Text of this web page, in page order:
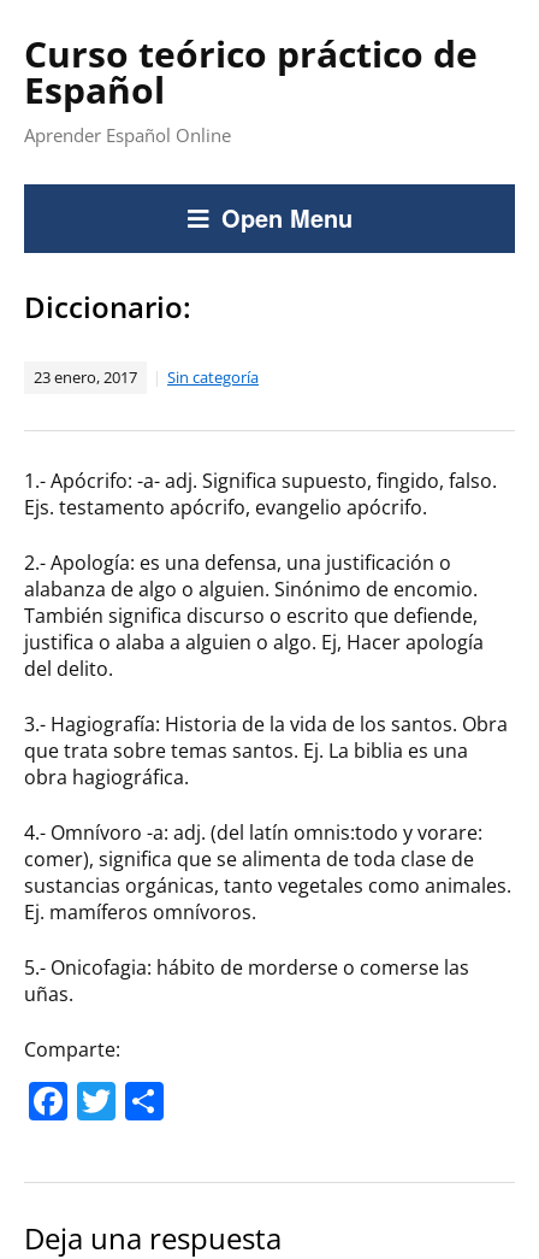
Curso teórico práctico de
Español
Aprender Español Online
Open Menu
Diccionario:
23 enero, 2017 Sin categoría
1.- Apócrifo: -a- adj. Significa supuesto, fingido, falso.
Ejs. testamento apócrifo, evangelio apócrifo.
2.- Apología: es una defensa, una justificación o
alabanza de algo o alguien. Sinónimo de encomio.
También significa discurso o escrito que defiende,
justifica o alaba a alguien o algo. Ej, Hacer apología
del delito.
3.- Hagiografía: Historia de la vida de los santos. Obra
que trata sobre temas santos. Ej. La biblia es una
obra hagiográfica.
4.- Omnívoro -a: adj. (del latín omnis:todo y vorare:
comer), significa que se alimenta de toda clase de
sustancias orgánicas, tanto vegetales como animales.
Ej. mamíferos omnívoros.
5.- Onicofagia: hábito de morderse o comerse las
uñas.
Comparte:
Facebook
Twitter
Deja una respuesta